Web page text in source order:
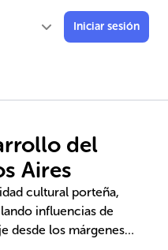
Iniciar sesión
del
Aires
cultural porteña,
influencias de
desde los márgenes